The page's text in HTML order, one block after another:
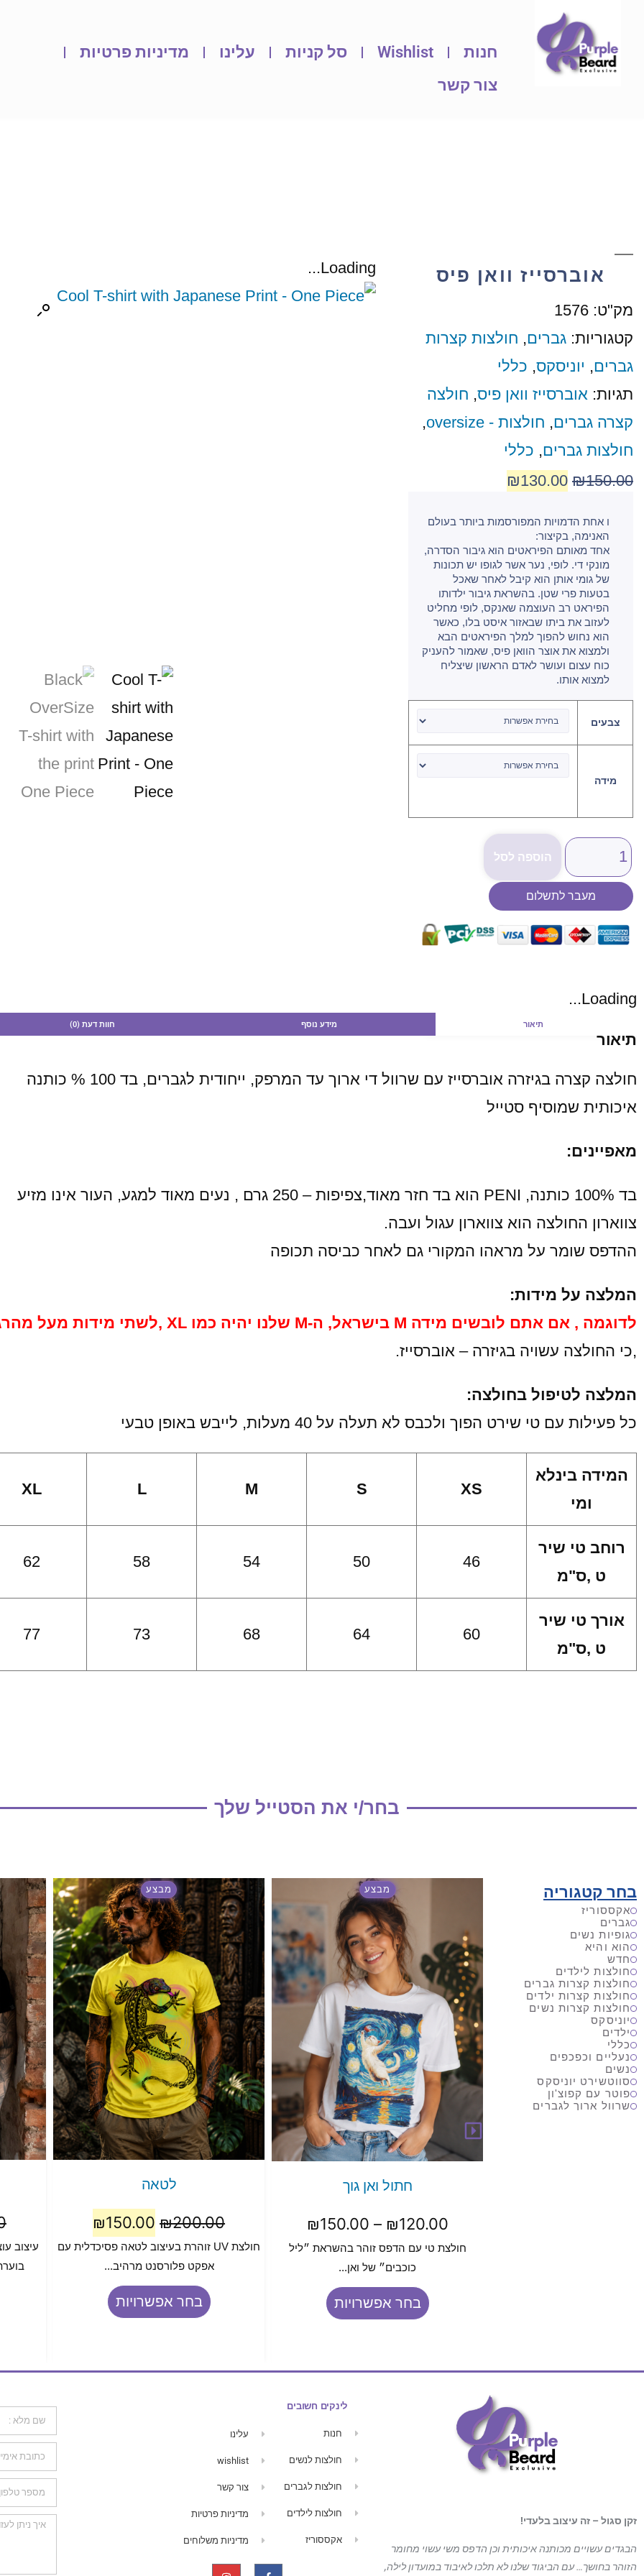
חנות Wishlist סל קניות עלינו
מדיניות פרטיות
צור קשר
אוברסייז וואן פיס
מק"ט: 1576
קטגוריות: גברים, חולצות קצרות
גברים, יוניסקס, כללי
תגיות: אוברסייז וואן פיס, חולצה
קצרה גברים, חולצות - oversize
,
חולצות גברים, כללי
₪150.00
₪130.00
ו אחת הדמויות המפורסמות ביותר בעולם
האנימה, בקיצור:
אחד מאותם הפיראטים הוא גיבור הסדרה,
מונקי די. לופי, נער אשר לגופו יש תכונות
של גומי אותן הוא קיבל לאחר שאכל
בטעות פרי שטן. בהשראת גיבור ילדותו
הפיראט רב העוצמה שאנקס, לופי מחליט
לעזוב את ביתו שבאזור איסט בלו, כאשר
הוא נחוש להפוך למלך הפיראטים הבא
ולמצוא את אוצר הוואן פיס, שאמור להעניק
כוח עצום ועושר לאדם הראשון שיצליח
למצוא אותו.
צבעים
מידה
הוספה לסל
מעבר לתשלום
Loading...
Loading...
תיאור מידע נוסף חוות דעת (0)
תיאור
חולצה קצרה בגיזרה אוברסייז עם שרוול די ארוך עד המרפק, ייחודית לגברים, בד 100 % כותנה
איכותית שמוסיף סטייל
מאפיינים:
בד 100% כותנה, PENI הוא בד חזר מאוד,צפיפות – 250 גרם , נעים מאוד למגע, העור אינו מזיע
צווארון החולצה הוא צווארון עגול ועבה.
ההדפס שומר על מראהו המקורי גם לאחר כביסה תכופה
המלצה על מידות:
לדוגמה , אם אתם לובשים מידה M בישראל, ה-M שלנו יהיה כמו XL ,לשתי מידות מעל מהרגיל
,כי החולצה עשויה בגיזרה – אוברסייז.
המלצה לטיפול בחולצה:
כל פעילות עם טי שירט הפוך ולכבס לא תעלה על 40 מעלות, לייבש באופן טבעי
המידה בינלא
ומי
XS
S
M
L
XL
רוחב טי שיר
ט ,ס"מ
46
50
54
58
62
אורך טי שיר
ט ,ס"מ
60
64
68
73
77
בחר/י את הסטייל שלך
בחר קטגוריה
אקססוריז
גברים
גופיות נשים
הוא והיא
חדש
חולצות לילדים
חולצות קצרות גברים
חולצות קצרות ילדים
חולצות קצרות נשים
יוניסקס
ילדים
כללי
נעליים וכפכפים
נשים
סווטשירט יוניסקס
פוטר עם קפוצ'ון
שרוול ארוך לגברים
מבצע
חתול ואן גוך
₪120.00
–
₪150.00
חולצת טי עם הדפס זוהר בהשראת ״ליל
כוכבים״ של ואן...
בחר אפשרויות
מבצע
לטאה
₪200.00
₪150.00
חולצת UV זוהרת בעיצוב לטאה פסיכדלית עם
אפקט פלורסנט מרהיב...
בחר אפשרויות
עיצוב
זקן סגול – זה עיצוב בלעדי!
הבגדים עשויים מכותנה איכותית וכן הדפס משי עשוי מחומר
הזוהר בחושך… עם הביגודשלנו לא תלכו לאיבוד במועדון לילה,
לינקים חשובים
חנות
חולצות לנשים
חולצות לגברים
חולצות לילדים
אקססוריז
עלינו
wishlist
צור קשר
מדיניות פרטיות
מדיניות משלוחים